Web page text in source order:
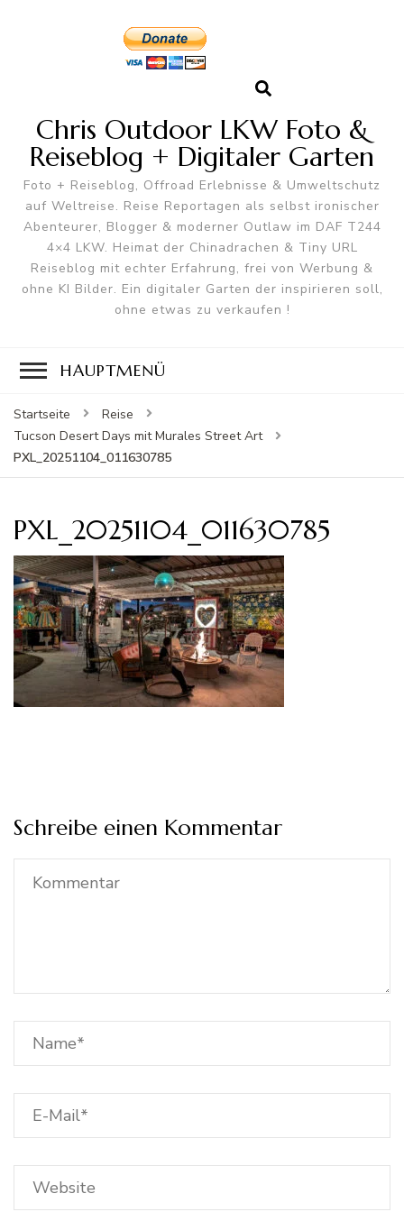
Chris Outdoor LKW Foto &
Reiseblog + Digitaler Garten
Foto + Reiseblog, Offroad Erlebnisse & Umweltschutz
auf Weltreise. Reise Reportagen als selbst ironischer
Abenteurer, Blogger & moderner Outlaw im DAF T244
4×4 LKW. Heimat der Chinadrachen & Tiny URL
Reiseblog mit echter Erfahrung, frei von Werbung &
ohne KI Bilder. Ein digitaler Garten der inspirieren soll,
ohne etwas zu verkaufen !
HAUPTMENÜ
Startseite
Reise
Tucson Desert Days mit Murales Street Art
PXL_20251104_011630785
PXL_20251104_011630785
Schreibe einen Kommentar